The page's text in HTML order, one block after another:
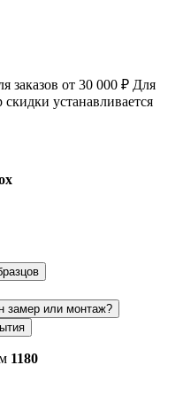
заказов от 30 000 ₽ Для
устанавливается
замер или монтаж?
1180